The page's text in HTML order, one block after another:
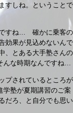
すしね。ということで
ですね… 確かに乗客の
効果が見込めないんで
、とある大手塾さんの
んな時期なんですね…
プされているところが
学塾が夏期講習のご案
だろ、と自分でも思い